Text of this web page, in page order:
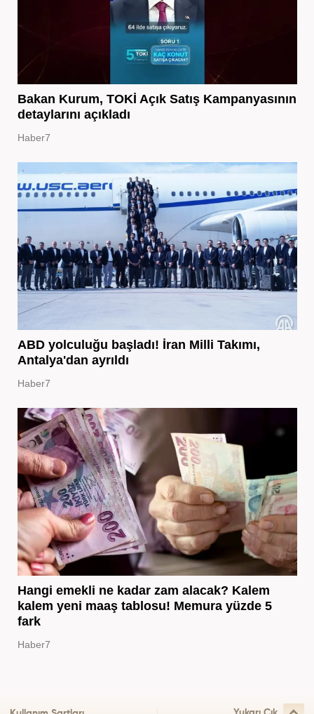
Bakan Kurum, TOKİ Açık Satış Kampanyasının
detaylarını açıkladı
Haber7
ABD yolculuğu başladı! İran Milli Takımı,
Antalya'dan ayrıldı
Haber7
Hangi emekli ne kadar zam alacak? Kalem
kalem yeni maaş tablosu! Memura yüzde 5
fark
Haber7